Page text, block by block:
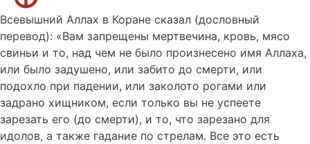
Всевышний Аллах в Коране сказал (дословный
перевод): «Вам запрещены мертвечина, кровь, мясо
свиньи и то, над чем не было произнесено имя Аллаха,
или было задушено, или забито до смерти, или
подохло при падении, или заколото рогами или
задрано хищником, если только вы не успеете
зарезать его (до смерти), и то, что зарезано для
идолов, а также гадание по стрелам. Все это есть